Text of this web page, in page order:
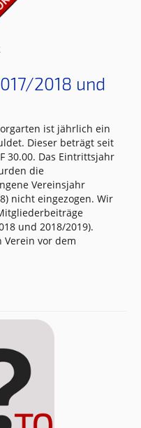
2018 und
ist jährlich ein
Dieser beträgt seit
30.00. Das Eintrittsjahr
Vereinsjahr
nicht eingezogen. Wir
und 2018/2019).